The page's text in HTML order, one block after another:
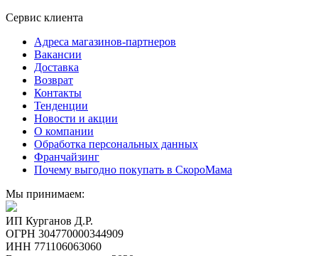
Сервис клиента
Адреса магазинов-партнеров
Вакансии
Доставка
Возврат
Контакты
Тенденции
Новости и акции
О компании
Обработка персональных данных
Франчайзинг
Почему выгодно покупать в СкороМама
Мы принимаем:
ИП Курганов Д.Р.
ОГРН 304770000344909
ИНН 771106063060